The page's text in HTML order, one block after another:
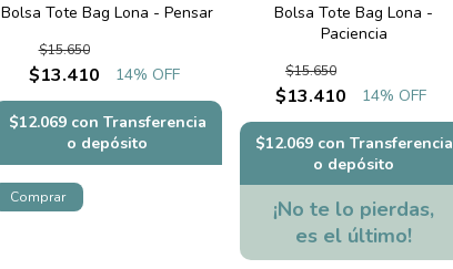
Bolsa Tote Bag Lona - Pensar
$13.410
$15.650
14% OFF
$12.069 con Transferencia
o depósito
Bolsa Tote Bag Lona -
Paciencia
$13.410
$15.650
14% OFF
$12.069 con Transferencia
o depósito
¡No te lo pierdas,
es el último!